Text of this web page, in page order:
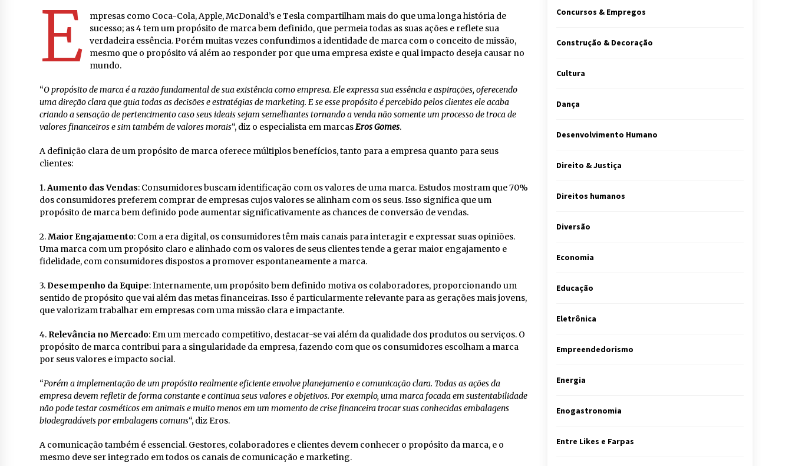
E
mpresas como Coca-Cola, Apple, McDonald’s e Tesla compartilham mais do que uma longa história de
sucesso; as 4 tem um propósito de marca bem definido, que permeia todas as suas ações e reflete sua
verdadeira essência. Porém muitas vezes confundimos a identidade de marca com o conceito de missão,
mesmo que o propósito vá além ao responder por que uma empresa existe e qual impacto deseja causar no
mundo.
“O propósito de marca é a razão fundamental de sua existência como empresa. Ele expressa sua essência e aspirações, oferecendo
uma direção clara que guia todas as decisões e estratégias de marketing. E se esse propósito é percebido pelos clientes ele acaba
criando a sensação de pertencimento caso seus ideais sejam semelhantes tornando a venda não somente um processo de troca de
valores financeiros e sim também de valores morais“, diz o especialista em marcasEros Gomes.
A definição clara de um propósito de marca oferece múltiplos benefícios, tanto para a empresa quanto para seus
clientes:
1.Aumento das Vendas: Consumidores buscam identificação com os valores de uma marca. Estudos mostram que 70%
dos consumidores preferem comprar de empresas cujos valores se alinham com os seus. Isso significa que um
propósito de marca bem definido pode aumentar significativamente as chances de conversão de vendas.
2.Maior Engajamento: Com a era digital, os consumidores têm mais canais para interagir e expressar suas opiniões.
Uma marca com um propósito claro e alinhado com os valores de seus clientes tende a gerar maior engajamento e
fidelidade, com consumidores dispostos a promover espontaneamente a marca.
3.Desempenho da Equipe: Internamente, um propósito bem definido motiva os colaboradores, proporcionando um
sentido de propósito que vai além das metas financeiras. Isso é particularmente relevante para as gerações mais jovens,
que valorizam trabalhar em empresas com uma missão clara e impactante.
4. Relevância no Mercado: Em um mercado competitivo, destacar-se vai além da qualidade dos produtos ou serviços. O
propósito de marca contribui para a singularidade da empresa, fazendo com que os consumidores escolham a marca
por seus valores e impacto social.
“Porém a implementação de um propósito realmente eficiente envolve planejamento e comunicação clara. Todas as ações da
empresa devem refletir de forma constante e continua seus valores e objetivos. Por exemplo, uma marca focada em sustentabilidade
não pode testar cosméticos em animais e muito menos em um momento de crise financeira trocar suas conhecidas embalagens
biodegradáveis por embalagens comuns“, diz Eros.
A comunicação também é essencial. Gestores, colaboradores e clientes devem conhecer o propósito da marca, e o
mesmo deve ser integrado em todos os canais de comunicação e marketing.
Concursos & Empregos
Construção & Decoração
Cultura
Dança
Desenvolvimento Humano
Direito & Justiça
Direitos humanos
Diversão
Economia
Educação
Eletrônica
Empreendedorismo
Energia
Enogastronomia
Entre Likes e Farpas